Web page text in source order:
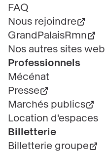
page
FAQ
Nous rejoindre
GrandPalaisRmn
Nos autres sites web
Professionnels
Mécénat
Presse
Marchés publics
Location d'espaces
Billetterie
Billetterie groupe